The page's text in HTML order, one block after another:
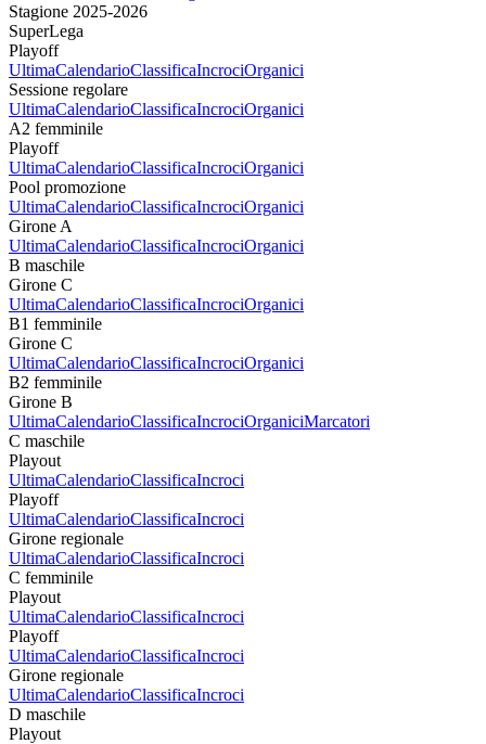
Stagione 2025-2026
SuperLega
Playoff
UltimaCalendarioClassificaIncrociOrganici
Sessione regolare
UltimaCalendarioClassificaIncrociOrganici
A2 femminile
Playoff
UltimaCalendarioClassificaIncrociOrganici
Pool promozione
UltimaCalendarioClassificaIncrociOrganici
Girone A
UltimaCalendarioClassificaIncrociOrganici
B maschile
Girone C
UltimaCalendarioClassificaIncrociOrganici
B1 femminile
Girone C
UltimaCalendarioClassificaIncrociOrganici
B2 femminile
Girone B
UltimaCalendarioClassificaIncrociOrganiciMarcatori
C maschile
Playout
UltimaCalendarioClassificaIncroci
Playoff
UltimaCalendarioClassificaIncroci
Girone regionale
UltimaCalendarioClassificaIncroci
C femminile
Playout
UltimaCalendarioClassificaIncroci
Playoff
UltimaCalendarioClassificaIncroci
Girone regionale
UltimaCalendarioClassificaIncroci
D maschile
Playout